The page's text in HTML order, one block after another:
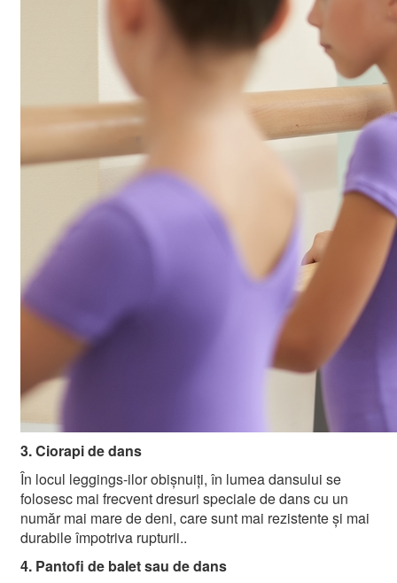
3. Ciorapi de dans
În locul leggings-ilor obișnuiți, în lumea dansului se
folosesc mai frecvent dresuri speciale de dans cu un
număr mai mare de deni, care sunt mai rezistente și mai
durabile împotriva rupturii..
4. Pantofi de balet sau de dans